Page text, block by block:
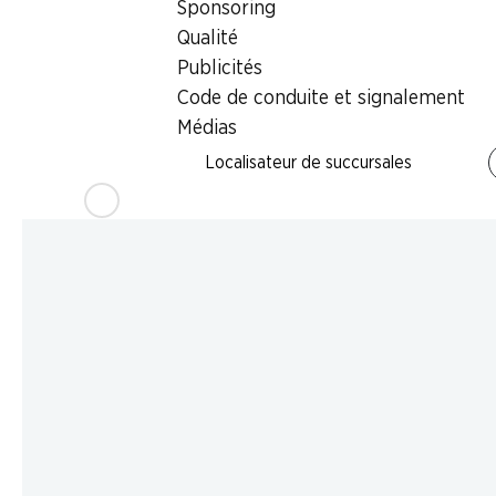
Sponsoring
Qualité
Publicités
Code de conduite et signalement
Médias
Localisateur de succursales